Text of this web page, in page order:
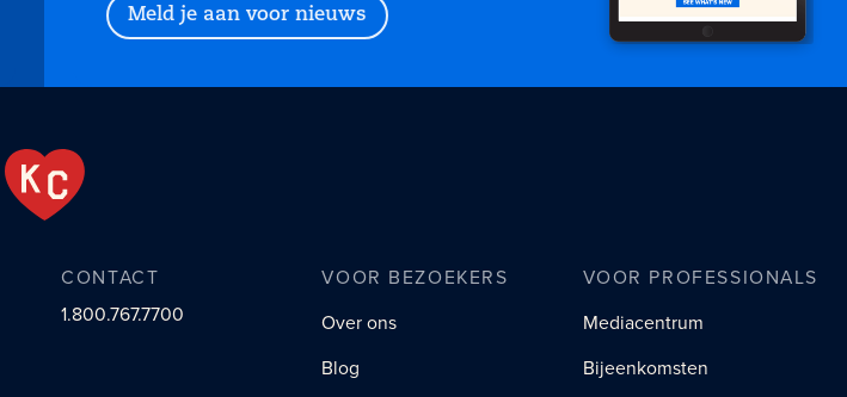
Meld je aan voor nieuws
CONTACT
1.800.767.7700
VOOR BEZOEKERS
Over ons
Blog
VOOR PROFESSIONALS
Mediacentrum
Bijeenkomsten